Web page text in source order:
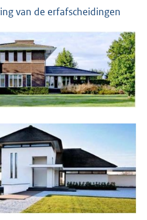
van de erfafscheidingen